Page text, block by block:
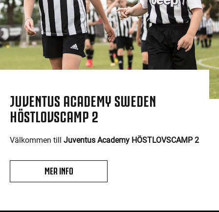
JUVENTUS ACADEMY SWEDEN
HÖSTLOVSCAMP 2
Välkommen till Juventus Academy HÖSTLOVSCAMP 2
MER INFO